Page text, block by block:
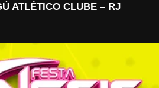
ATLÉTICO CLUBE – RJ